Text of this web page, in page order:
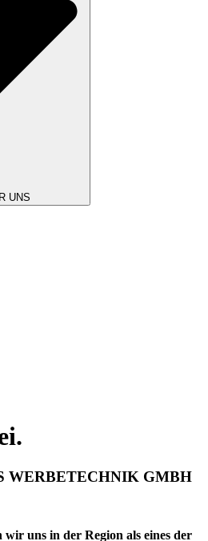
UNS
WERBETECHNIK GMBH
uns in der Region als eines der